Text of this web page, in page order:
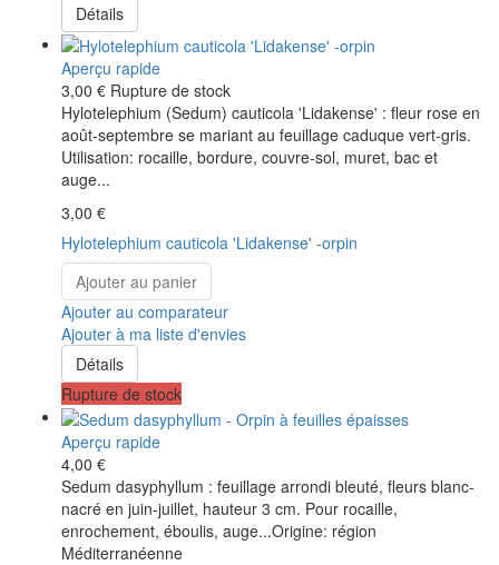
Détails
Aperçu rapide
3,00 € Rupture de stock
Hylotelephium (Sedum) cauticola 'Lidakense' : fleur rose en
août-septembre se mariant au feuillage caduque vert-gris.
Utilisation: rocaille, bordure, couvre-sol, muret, bac et
auge...
3,00 €
Hylotelephium cauticola 'Lidakense' -orpin
Ajouter au panier
Ajouter au comparateur
Ajouter à ma liste d'envies
Détails
Rupture de stock
Aperçu rapide
4,00 €
Sedum dasyphyllum : feuillage arrondi bleuté, fleurs blanc-
nacré en juin-juillet, hauteur 3 cm. Pour rocaille,
enrochement, éboulis, auge...Origine: région
Méditerranéenne